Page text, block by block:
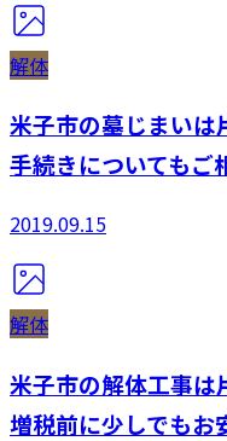
解体
米子市の墓じまいは
手続きについてもご
2019.09.15
解体
米子市の解体工事は
増税前に少しでもお